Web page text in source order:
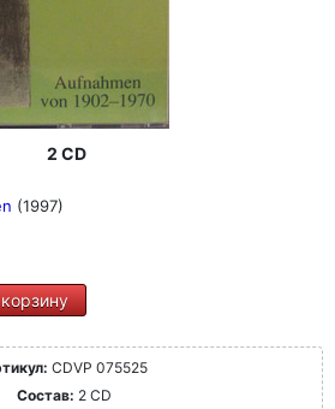
2 CD
(1997)
CDVP 075525
Состав: 2 CD